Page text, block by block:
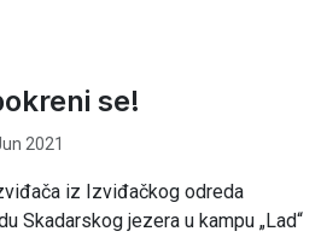
se!
2021
iz Izviđačkog odreda
Skadarskog jezera u kampu „Lad“